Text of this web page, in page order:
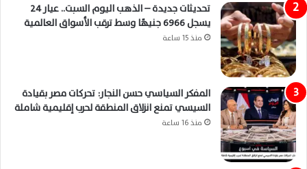
تحديثات جديدة – الذهب اليوم السبت.. عيار 24
يسجل 6966 جنيهًا وسط ترقب الأسواق العالمية
منذ 15 ساعة
المفكر السياسي حسن النجار: تحركات مصر بقيادة
السيسي تمنع انزلاق المنطقة لحرب إقليمية شاملة
منذ 16 ساعة